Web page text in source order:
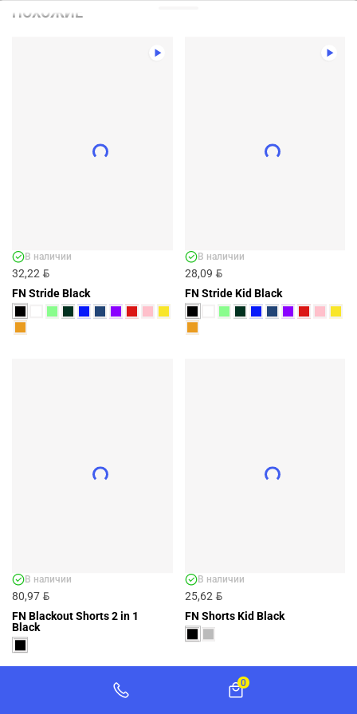
Цена не задана
ПОХОЖИЕ
32,22 BYN
В наличии
FN Stride Black
28,09 BYN
В наличии
FN Stride Kid Black
80,97 BYN
В наличии
FN Blackout Shorts 2 in 1
Black
25,62 BYN
В наличии
FN Shorts Kid Black
0